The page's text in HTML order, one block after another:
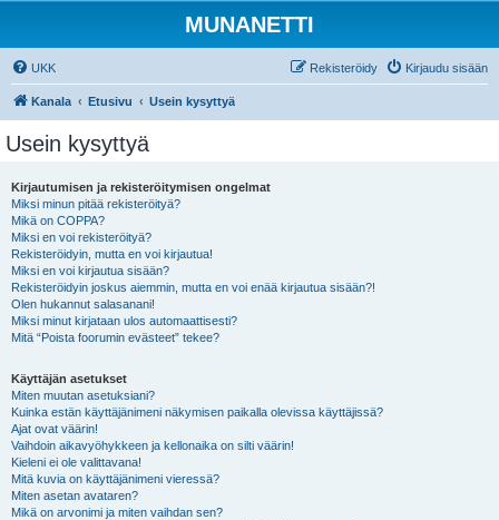
MUNANETTI
UKK Kirjaudu sisään
Rekisteröidy
Kanala Etusivu Usein kysyttyä
Usein kysyttyä
Kirjautumisen ja rekisteröitymisen ongelmat
Miksi minun pitää rekisteröityä?
Mikä on COPPA?
Miksi en voi rekisteröityä?
Rekisteröidyin, mutta en voi kirjautua!
Miksi en voi kirjautua sisään?
Rekisteröidyin joskus aiemmin, mutta en voi enää kirjautua sisään?!
Olen hukannut salasanani!
Miksi minut kirjataan ulos automaattisesti?
Mitä “Poista foorumin evästeet” tekee?
Käyttäjän asetukset
Miten muutan asetuksiani?
Kuinka estän käyttäjänimeni näkymisen paikalla olevissa käyttäjissä?
Ajat ovat väärin!
Vaihdoin aikavyöhykkeen ja kellonaika on silti väärin!
Kieleni ei ole valittavana!
Mitä kuvia on käyttäjänimeni vieressä?
Miten asetan avataren?
Mikä on arvonimi ja miten vaihdan sen?